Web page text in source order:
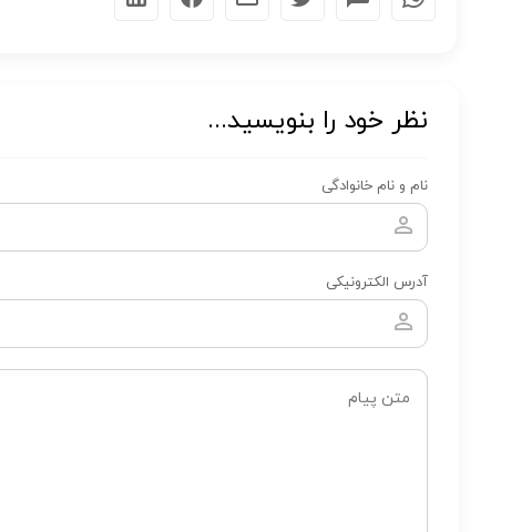
نظر خود را بنویسید...
نام و نام خانوادگی
آدرس الکترونیکی